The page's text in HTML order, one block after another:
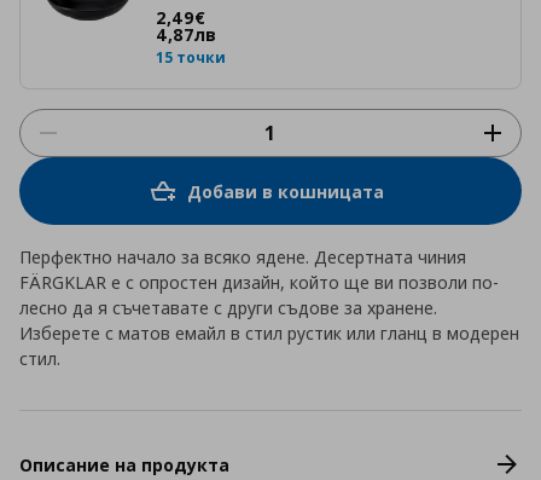
2,49€
Цена
4,87лв
15 точки
Добави в кошницата
Перфектно начало за всяко ядене. Десертната чиния
FÄRGKLAR е с опростен дизайн, който ще ви позволи по-
лесно да я съчетавате с други съдове за хранене.
Изберете с матов емайл в стил рустик или гланц в модерен
стил.
Описание на продукта